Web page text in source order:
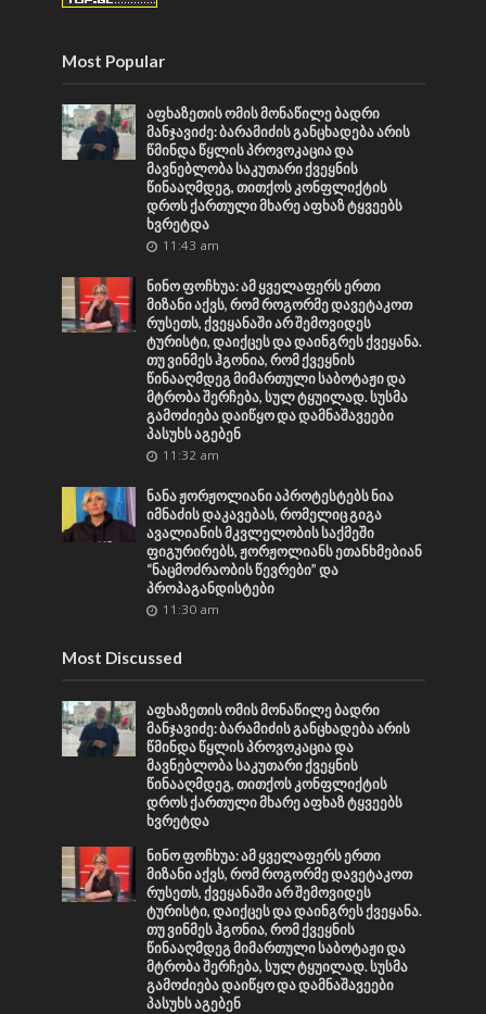
Most Popular
აფხაზეთის ომის მონაწილე ბადრი
მანჯავიძე: ბარამიძის განცხადება არის
წმინდა წყლის პროვოკაცია და
მავნებლობა საკუთარი ქვეყნის
წინააღმდეგ, თითქოს კონფლიქტის
დროს ქართული მხარე აფხაზ ტყვეებს
ხვრეტდა
11:43 am
ნინო ფოჩხუა: ამ ყველაფერს ერთი
მიზანი აქვს, რომ როგორმე დავეტაკოთ
რუსეთს, ქვეყანაში არ შემოვიდეს
ტურისტი, დაიქცეს და დაინგრეს ქვეყანა.
თუ ვინმეს ჰგონია, რომ ქვეყნის
წინააღმდეგ მიმართული საბოტაჟი და
მტრობა შერჩება, სულ ტყუილად. სუსმა
გამოძიება დაიწყო და დამნაშავეები
პასუხს აგებენ
11:32 am
ნანა ჟორჟოლიანი აპროტესტებს ნია
იმნაძის დაკავებას, რომელიც გიგა
ავალიანის მკვლელობის საქმეში
ფიგურირებს, ჟორჟოლიანს ეთანხმებიან
“ნაცმოძრაობის წევრები” და
პროპაგანდისტები
11:30 am
Most Discussed
აფხაზეთის ომის მონაწილე ბადრი
მანჯავიძე: ბარამიძის განცხადება არის
წმინდა წყლის პროვოკაცია და
მავნებლობა საკუთარი ქვეყნის
წინააღმდეგ, თითქოს კონფლიქტის
დროს ქართული მხარე აფხაზ ტყვეებს
ხვრეტდა
ნინო ფოჩხუა: ამ ყველაფერს ერთი
მიზანი აქვს, რომ როგორმე დავეტაკოთ
რუსეთს, ქვეყანაში არ შემოვიდეს
ტურისტი, დაიქცეს და დაინგრეს ქვეყანა.
თუ ვინმეს ჰგონია, რომ ქვეყნის
წინააღმდეგ მიმართული საბოტაჟი და
მტრობა შერჩება, სულ ტყუილად. სუსმა
გამოძიება დაიწყო და დამნაშავეები
პასუხს აგებენ